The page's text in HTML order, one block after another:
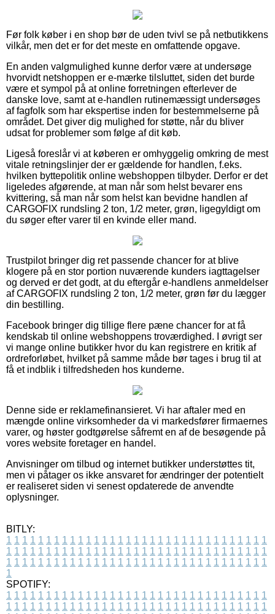
Før folk køber i en shop bør de uden tvivl se på netbutikkens
vilkår, men det er for det meste en omfattende opgave.
En anden valgmulighed kunne derfor være at undersøge
hvorvidt netshoppen er e-mærke tilsluttet, siden det burde
være et sympol på at online forretningen efterlever de
danske love, samt at e-handlen rutinemæssigt undersøges
af fagfolk som har ekspertise inden for bestemmelserne på
området. Det giver dig mulighed for støtte, når du bliver
udsat for problemer som følge af dit køb.
Ligeså foreslår vi at køberen er omhyggelig omkring de mest
vitale retningslinjer der er gældende for handlen, f.eks.
hvilken byttepolitik online webshoppen tilbyder. Derfor er det
ligeledes afgørende, at man når som helst bevarer ens
kvittering, så man når som helst kan bevidne handlen af
CARGOFIX rundsling 2 ton, 1/2 meter, grøn, ligegyldigt om
du søger efter varer til en kvinde eller mand.
Trustpilot bringer dig ret passende chancer for at blive
klogere på en stor portion nuværende kunders iagttagelser
og derved er det godt, at du eftergår e-handlens anmeldelser
af CARGOFIX rundsling 2 ton, 1/2 meter, grøn før du lægger
din bestilling.
Facebook bringer dig tillige flere pæne chancer for at få
kendskab til online webshoppens troværdighed. I øvrigt ser
vi mange online butikker hvor du kan registrere en kritik af
ordreforløbet, hvilket på samme måde bør tages i brug til at
få et indblik i tilfredsheden hos kunderne.
Denne side er reklamefinansieret. Vi har aftaler med en
mængde online virksomheder da vi markedsfører firmaernes
varer, og høster godtgørelse såfremt en af de besøgende på
vores website foretager en handel.
Anvisninger om tilbud og internet butikker understøttes tit,
men vi påtager os ikke ansvaret for ændringer der potentielt
er realiseret siden vi senest opdaterede de anvendte
oplysninger.
BITLY:
1 1 1 1 1 1 1 1 1 1 1 1 1 1 1 1 1 1 1 1 1 1 1 1 1 1 1 1 1 1 1 1 1
1 1 1 1 1 1 1 1 1 1 1 1 1 1 1 1 1 1 1 1 1 1 1 1 1 1 1 1 1 1 1 1 1
1 1 1 1 1 1 1 1 1 1 1 1 1 1 1 1 1 1 1 1 1 1 1 1 1 1 1 1 1 1 1 1 1
1
SPOTIFY:
1 1 1 1 1 1 1 1 1 1 1 1 1 1 1 1 1 1 1 1 1 1 1 1 1 1 1 1 1 1 1 1 1
1 1 1 1 1 1 1 1 1 1 1 1 1 1 1 1 1 1 1 1 1 1 1 1 1 1 1 1 1 1 1 1 1